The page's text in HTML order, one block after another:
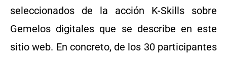
seleccionados de la acción K-Skills sobre
Gemelos digitales que se describe en este
sitio web. En concreto, de los 30 participantes